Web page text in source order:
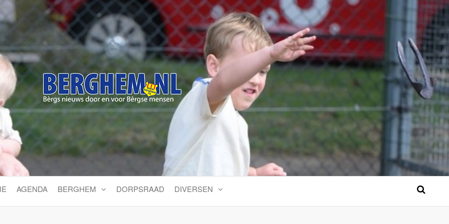
Bérgs nieuws door en voor Bérgse mensen
AGENDA BERGHEM DORPSRAAD DIVERSEN